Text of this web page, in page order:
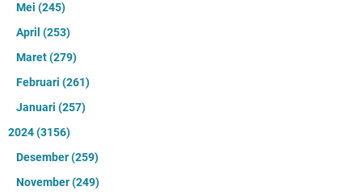
Mei (245)
April (253)
Maret(279)
Februari (261)
Januari (257)
2024(3156)
Desember(259)
November(249)